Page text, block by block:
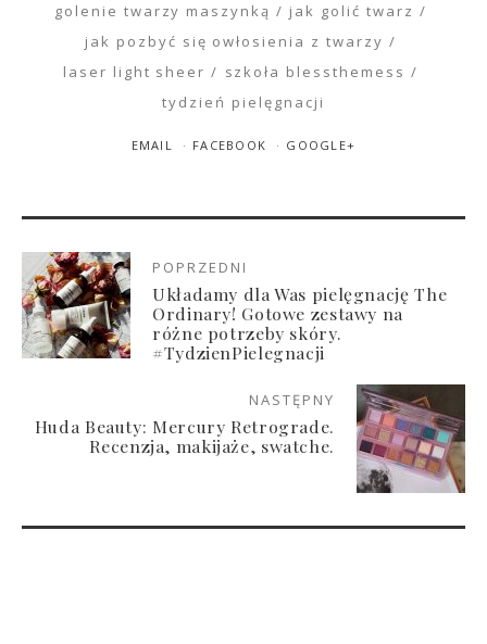
golenie twarzy maszynką
jak golić twarz
jak pozbyć się owłosienia z twarzy
laser light sheer
szkoła blessthemess
tydzień pielęgnacji
EMAIL FACEBOOK GOOGLE+
POPRZEDNI
Układamy dla Was pielęgnację The
Ordinary! Gotowe zestawy na
różne potrzeby skóry.
#TydzienPielegnacji
NASTĘPNY
Huda Beauty: Mercury Retrograde.
Recenzja, makijaże, swatche.